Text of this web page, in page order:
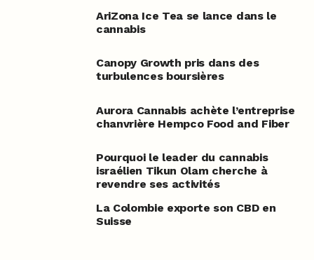
AriZona Ice Tea se lance dans le
cannabis
Canopy Growth pris dans des
turbulences boursières
Aurora Cannabis achète l’entreprise
chanvrière Hempco Food and Fiber
Pourquoi le leader du cannabis
israélien Tikun Olam cherche à
revendre ses activités
La Colombie exporte son CBD en
Suisse